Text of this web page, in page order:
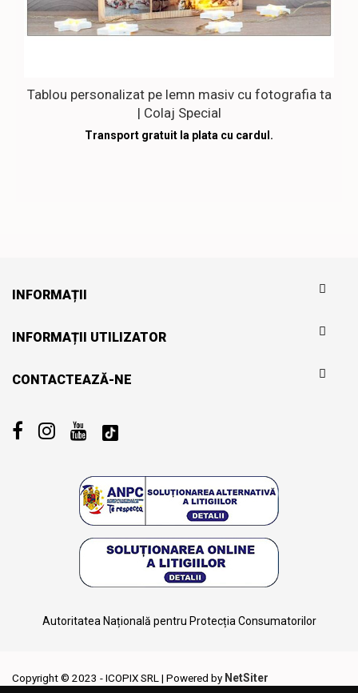
Tablou personalizat pe lemn masiv cu fotografia ta
| Colaj Special
Transport gratuit la plata cu cardul.
INFORMAȚII
INFORMAȚII UTILIZATOR
CONTACTEAZĂ-NE
Autoritatea Națională pentru Protecția Consumatorilor
Copyright © 2023 - ICOPIX SRL | Powered by NetSiter